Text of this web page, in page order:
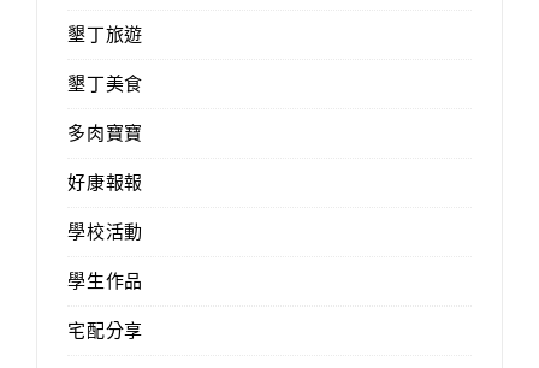
墾丁旅遊
墾丁美食
多肉寶寶
好康報報
學校活動
學生作品
宅配分享